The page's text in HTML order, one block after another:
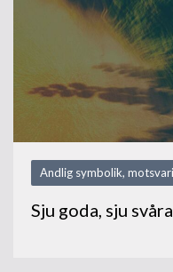
Andlig symbolik,
Sju goda, sju